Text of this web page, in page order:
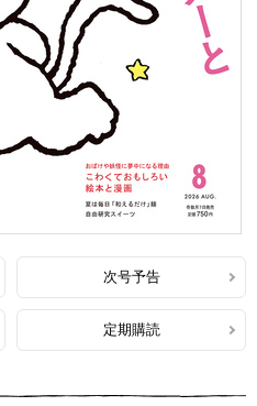
次号予告
定期購読